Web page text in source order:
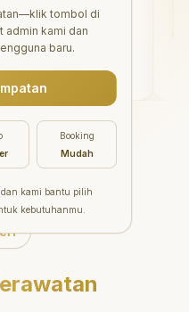
Indah
perawatan gigi
untuk semua
giginya
ramah, dan
waktu untuk
pasien tentang
gigi dan mulut
ini terletak di
strategis,
untuk
untuk
"
tombol di
admin kami dan
baru.
Booking
Mudah
kami bantu pilih
kebutuhanmu.